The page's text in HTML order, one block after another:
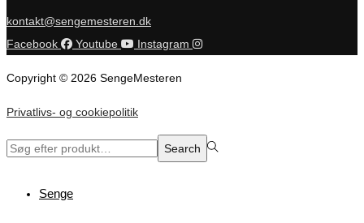
kontakt@sengemesteren.dk
Facebook
Youtube Instagram
Copyright © 2026 SengeMesteren
Privatlivs- og cookiepolitik
Search
Search
Senge